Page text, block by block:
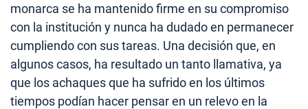
monarca se ha mantenido firme en su compromiso
con la institución y nunca ha dudado en permanecer
cumpliendo con sus tareas. Una decisión que, en
algunos casos, ha resultado un tanto llamativa, ya
que los achaques que ha sufrido en los últimos
tiempos podían hacer pensar en un relevo en la